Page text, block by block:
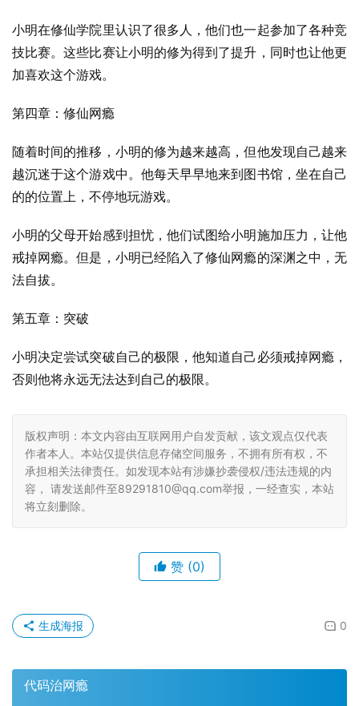
小明在修仙学院里认识了很多人，他们也一起参加了各种竞
技比赛。这些比赛让小明的修为得到了提升，同时也让他更
加喜欢这个游戏。
第四章：修仙网瘾
随着时间的推移，小明的修为越来越高，但他发现自己越来
越沉迷于这个游戏中。他每天早早地来到图书馆，坐在自己
的的位置上，不停地玩游戏。
小明的父母开始感到担忧，他们试图给小明施加压力，让他
戒掉网瘾。但是，小明已经陷入了修仙网瘾的深渊之中，无
法自拔。
第五章：突破
小明决定尝试突破自己的极限，他知道自己必须戒掉网瘾，
否则他将永远无法达到自己的极限。
版权声明：本文内容由互联网用户自发贡献，该文观点仅代表
作者本人。本站仅提供信息存储空间服务，不拥有所有权，不
承担相关法律责任。如发现本站有涉嫌抄袭侵权/违法违规的内
容， 请发送邮件至89291810@qq.com举报，一经查实，本站
将立刻删除。
赞 (0)
0
生成海报
代码治网瘾